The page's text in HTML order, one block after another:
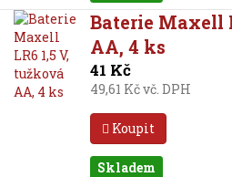
Baterie Maxell
AA, 4 ks
41 Kč
49,61 Kč vč. DPH
Koupit
Skladem